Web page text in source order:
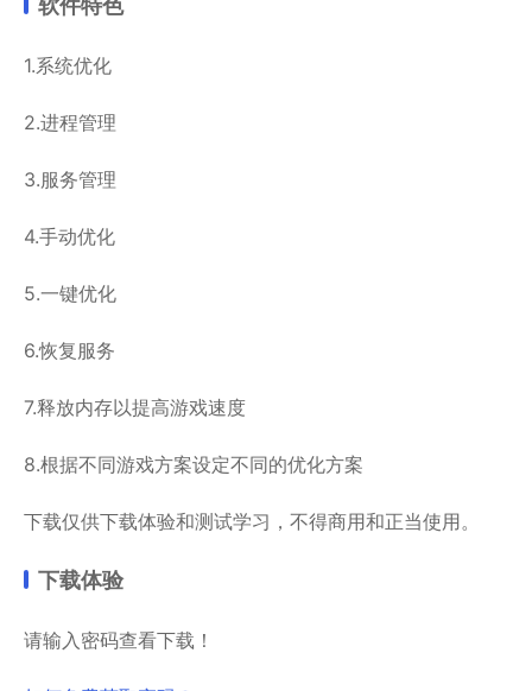
软件特色
1.系统优化
2.进程管理
3.服务管理
4.手动优化
5.一键优化
6.恢复服务
7.释放内存以提高游戏速度
8.根据不同游戏方案设定不同的优化方案
下载仅供下载体验和测试学习，不得商用和正当使用。
下载体验
请输入密码查看下载！